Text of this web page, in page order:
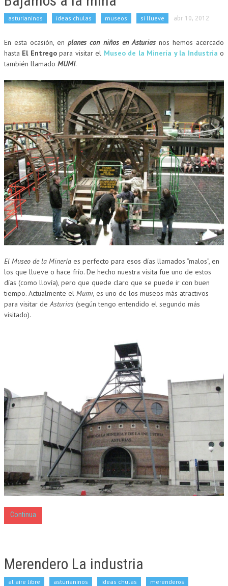
asturianinos ideas chulas museos si llueve abr 10, 2012
En esta ocasión, enplanes con niños en Asturiasnos hemos acercado
hasta El Entregopara visitar el Museo de la Minería y la Industria o
también llamado MUMI.
El Museo de la Minería es perfecto para esos días llamados “malos”, en
los que llueve o hace frío. De hecho nuestra visita fue uno de estos
días (como llovía), pero que quede claro que se puede ir con buen
tiempo. Actualmente el Mumi, es uno de los museos más atractivos
para visitar deAsturias (según tengo entendido el segundo más
visitado).
Continua
Merendero La industria
al aire libre asturianinos ideas chulas
merenderos